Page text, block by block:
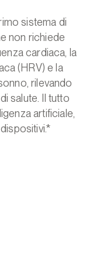
sistema di
non richiede
cardiaca, la
(HRV) e la
rilevando
salute. Il tutto
artificiale,